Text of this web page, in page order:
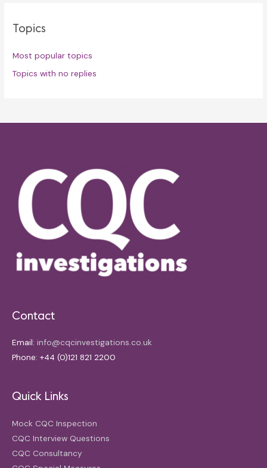
Topics
Most popular topics
Topics with no replies
Contact
Email: info@cqcinvestigations.co.uk
Phone: +44 (0)121 821 2200
Quick Links
Mock CQC Inspection
CQC Interview Questions
CQC Consultancy